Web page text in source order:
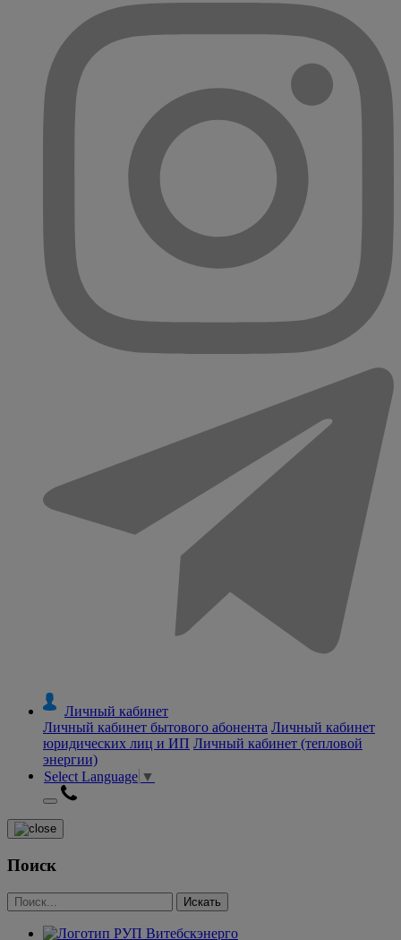
Личный кабинет
Личный кабинет бытового абонента Личный кабинет
юридических лиц и ИП Личный кабинет (тепловой
энергии)
Select Language ▼
Поиск